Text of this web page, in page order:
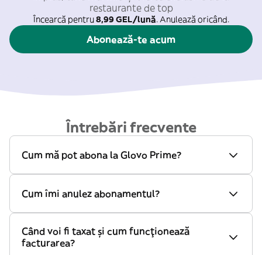
restaurante de top
Încearcă pentru8,99 GEL/lună. Anulează oricând.
Abonează-te acum
Întrebări frecvente
Cum mă pot abona la Glovo Prime?
Cum îmi anulez abonamentul?
Când voi fi taxat și cum funcționează
facturarea?